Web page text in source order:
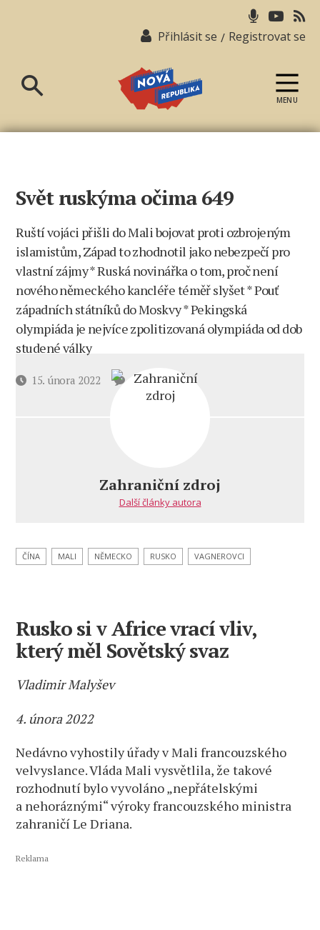
Přihlásit se / Registrovat se
republika
MENU
Svět ruskýma očima 649
Ruští vojáci přišli do Mali bojovat proti ozbrojeným
islamistům, Západ to zhodnotil jako nebezpečí pro
vlastní zájmy * Ruská novinářka o tom, proč není
nového německého kancléře téměř slyšet * Pouť
západních státníků do Moskvy * Pekingská
olympiáda je nejvíce zpolitizovaná olympiáda od dob
studené války
Datum15. února 2022 1 komentářu
649
Zahraniční zdroj
Další články autora
ČÍNA MALI NĚMECKO RUSKO VAGNEROVCI
Rusko si v Africe vrací vliv,
který měl Sovětský svaz
Vladimir Malyšev
4. února 2022
Nedávno vyhostily úřady v Mali francouzského
velvyslance. Vláda Mali vysvětlila, že takové
rozhodnutí bylo vyvoláno „nepřátelskými
a nehoráznými“ výroky francouzského ministra
zahraničí Le Driana.
Reklama